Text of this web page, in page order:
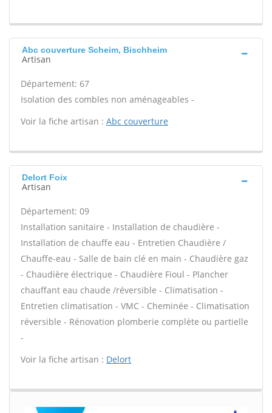
Abc couverture Scheim, Bischheim
Artisan
Département: 67
Isolation des combles non aménageables -
Voir la fiche artisan : Abc couverture
Delort Foix
Artisan
Département: 09
Installation sanitaire - Installation de chaudière -
Installation de chauffe eau - Entretien Chaudière /
Chauffe-eau - Salle de bain clé en main - Chaudière gaz
- Chaudière électrique - Chaudière Fioul - Plancher
chauffant eau chaude /réversible - Climatisation -
Entretien climatisation - VMC - Cheminée - Climatisation
réversible - Rénovation plomberie complète ou partielle
-
Voir la fiche artisan : Delort